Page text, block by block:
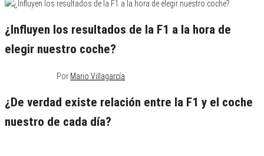
¿Influyen los resultados de la F1 a la hora de
elegir nuestro coche?
Por Mario Villagarcía
¿De verdad existe relación entre la F1 y el coche
nuestro de cada día?